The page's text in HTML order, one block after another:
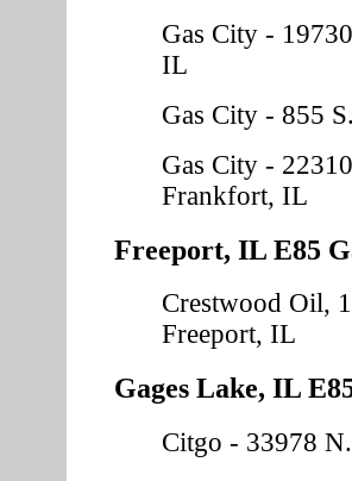
Gas City -
IL
Gas City - 855
Gas City -
Frankfort, IL
Freeport, IL E85
Crestwood Oil,
Freeport, IL
Gages Lake, IL
Citgo - 33978